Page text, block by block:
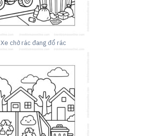
Xe chở rác đang đổ rác